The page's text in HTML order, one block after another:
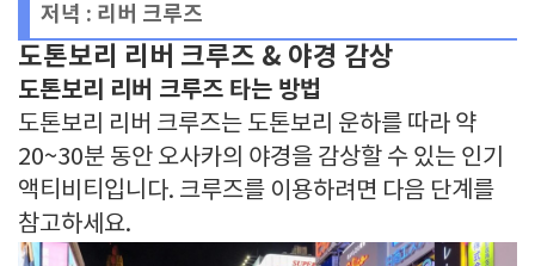
저녁 : 리버 크루즈
도톤보리 리버 크루즈 & 야경 감상
도톤보리 리버 크루즈 타는 방법
도톤보리 리버 크루즈는 도톤보리 운하를 따라 약
20~30분 동안 오사카의 야경을 감상할 수 있는 인기
액티비티입니다. 크루즈를 이용하려면 다음 단계를
참고하세요.